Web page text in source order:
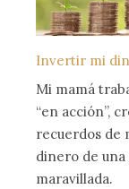
Invertir mi
Mi mamá
“en acción”,
recuerdos de
dinero de
maravillada.